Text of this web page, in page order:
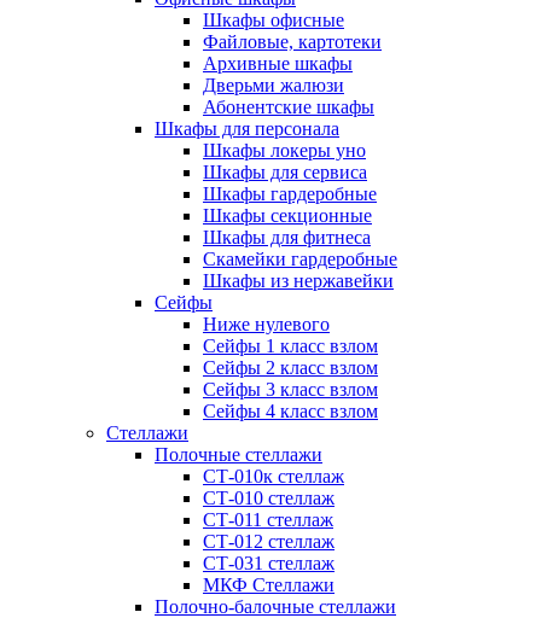
Шкафы офисные
Файловые, картотеки
Архивные шкафы
Дверьми жалюзи
Абонентские шкафы
Шкафы для персонала
Шкафы локеры уно
Шкафы для сервиса
Шкафы гардеробные
Шкафы секционные
Шкафы для фитнеса
Скамейки гардеробные
Шкафы из нержавейки
Сейфы
Ниже нулевого
Сейфы 1 класс взлом
Сейфы 2 класс взлом
Сейфы 3 класс взлом
Сейфы 4 класс взлом
Стеллажи
Полочные стеллажи
СТ-010к стеллаж
СТ-010 стеллаж
СТ-011 стеллаж
СТ-012 стеллаж
СТ-031 стеллаж
МКФ Стеллажи
Полочно-балочные стеллажи